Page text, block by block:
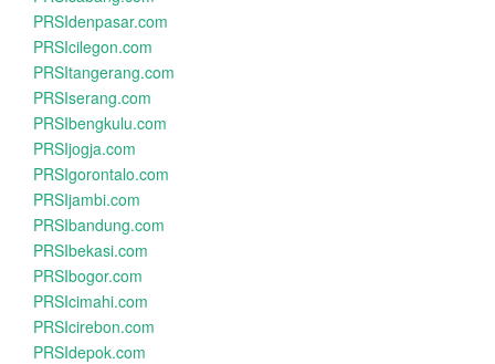
PRSIdenpasar.com
PRSIcilegon.com
PRSItangerang.com
PRSIserang.com
PRSIbengkulu.com
PRSIjogja.com
PRSIgorontalo.com
PRSIjambi.com
PRSIbandung.com
PRSIbekasi.com
PRSIbogor.com
PRSIcimahi.com
PRSIcirebon.com
PRSIdepok.com